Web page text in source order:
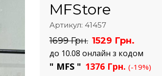
MFStore
Артикул: 41457
1699 Грн. 1529 Грн.
до 10.08 онлайн з кодом
" MFS " 1376 Грн. (-19%)